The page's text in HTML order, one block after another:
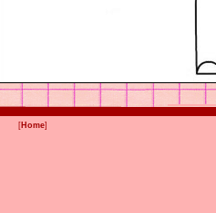
[Home]